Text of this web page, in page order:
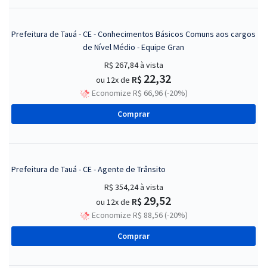
Prefeitura de Tauá - CE - Conhecimentos Básicos Comuns aos cargos
de Nível Médio - Equipe Gran
R$ 267,84à vista
ou 12x de R$ 22,32
Economize R$ 66,96 (-20%)
Comprar
Prefeitura de Tauá - CE - Agente de Trânsito
R$ 354,24à vista
ou 12x de R$ 29,52
Economize R$ 88,56 (-20%)
Comprar